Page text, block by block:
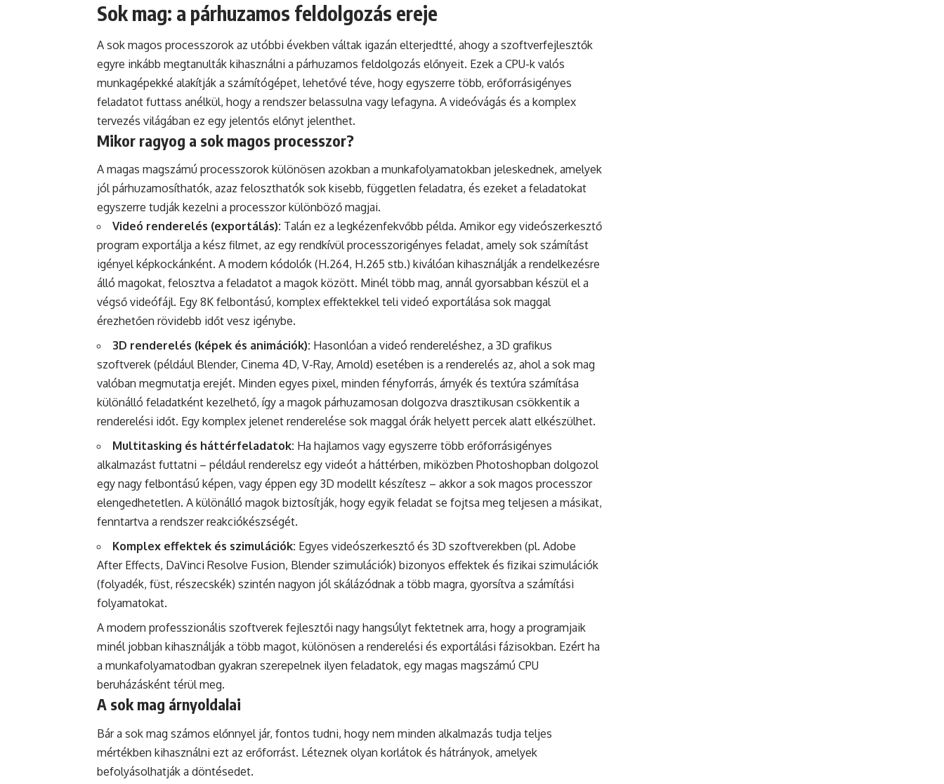
Sok mag: a párhuzamos feldolgozás ereje
A sok magos processzorok az utóbbi években váltak igazán elterjedtté, ahogy a szoftverfejlesztők
egyre inkább megtanulták kihasználni a párhuzamos feldolgozás előnyeit. Ezek a CPU-k valós
munkagépekké alakítják a számítógépet, lehetővé téve, hogy egyszerre több, erőforrásigényes
feladatot futtass anélkül, hogy a rendszer belassulna vagy lefagyna. A videóvágás és a komplex
tervezés világában ez egy jelentős előnyt jelenthet.
Mikor ragyog a sok magos processzor?
A magas magszámú processzorok különösen azokban a munkafolyamatokban jeleskednek, amelyek
jól párhuzamosíthatók, azaz feloszthatók sok kisebb, független feladatra, és ezeket a feladatokat
egyszerre tudják kezelni a processzor különböző magjai.
Videó renderelés (exportálás): Talán ez a legkézenfekvőbb példa. Amikor egy videószerkesztő
program exportálja a kész filmet, az egy rendkívül processzorigényes feladat, amely sok számítást
igényel képkockánként. A modern kódolók (H.264, H.265 stb.) kiválóan kihasználják a rendelkezésre
álló magokat, felosztva a feladatot a magok között. Minél több mag, annál gyorsabban készül el a
végső videófájl. Egy 8K felbontású, komplex effektekkel teli videó exportálása sok maggal
érezhetően rövidebb időt vesz igénybe.
3D renderelés (képek és animációk): Hasonlóan a videó rendereléshez, a 3D grafikus
szoftverek (például Blender, Cinema 4D, V-Ray, Arnold) esetében is a renderelés az, ahol a sok mag
valóban megmutatja erejét. Minden egyes pixel, minden fényforrás, árnyék és textúra számítása
különálló feladatként kezelhető, így a magok párhuzamosan dolgozva drasztikusan csökkentik a
renderelési időt. Egy komplex jelenet renderelése sok maggal órák helyett percek alatt elkészülhet.
Multitasking és háttérfeladatok: Ha hajlamos vagy egyszerre több erőforrásigényes
alkalmazást futtatni – például renderelsz egy videót a háttérben, miközben Photoshopban dolgozol
egy nagy felbontású képen, vagy éppen egy 3D modellt készítesz – akkor a sok magos processzor
elengedhetetlen. A különálló magok biztosítják, hogy egyik feladat se fojtsa meg teljesen a másikat,
fenntartva a rendszer reakciókészségét.
Komplex effektek és szimulációk: Egyes videószerkesztő és 3D szoftverekben (pl. Adobe
After Effects, DaVinci Resolve Fusion, Blender szimulációk) bizonyos effektek és fizikai szimulációk
(folyadék, füst, részecskék) szintén nagyon jól skálázódnak a több magra, gyorsítva a számítási
folyamatokat.
A modern professzionális szoftverek fejlesztői nagy hangsúlyt fektetnek arra, hogy a programjaik
minél jobban kihasználják a több magot, különösen a renderelési és exportálási fázisokban. Ezért ha
a munkafolyamatodban gyakran szerepelnek ilyen feladatok, egy magas magszámú CPU
beruházásként térül meg.
A sok mag árnyoldalai
Bár a sok mag számos előnnyel jár, fontos tudni, hogy nem minden alkalmazás tudja teljes
mértékben kihasználni ezt az erőforrást. Léteznek olyan korlátok és hátrányok, amelyek
befolyásolhatják a döntésedet.